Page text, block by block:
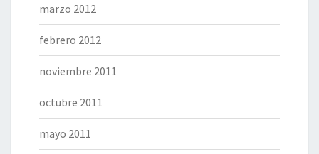
marzo 2012
febrero 2012
noviembre 2011
octubre 2011
mayo 2011